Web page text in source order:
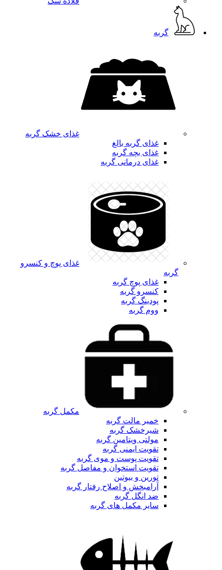
گربه
غذای خشک گربه
غذای گربه بالغ
غذای بچه گربه
غذای درمانی گربه
غذای پوچ و کنسرو
گربه
غذای پوچ گربه
کنسرو گربه
پودینگ گربه
ووم گربه
مکمل گربه
خمیر مالت گربه
شیرخشک گربه
مولتی ویتامین گربه
تقویت ایمنی گربه
تقویت پوست و موی گربه
تقویت استخوان و مفاصل گربه
تورین و بیوتین
آرامبخش و اصلاح رفتار گربه
ضد انگل گربه
سایر مکمل های گربه